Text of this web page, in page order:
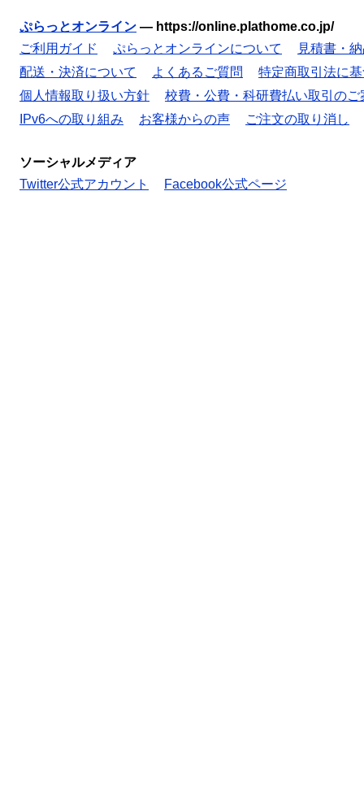
ぷらっとオンライン — https://online.plathome.co.jp/
ご利用ガイド
ぷらっとオンラインについて
見積書・
配送・決済について
よくあるご質問
特定商取引法に
個人情報取り扱い方針
校費・公費・科研費払い取引のご
IPv6への取り組み
お客様からの声 ご注文の取り消し
ソーシャルメディア
Twitter公式アカウント
Facebook公式ページ